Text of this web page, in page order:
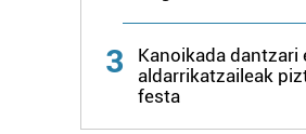
3
Kanoikada dantzari
aldarrikatzaileak
festa